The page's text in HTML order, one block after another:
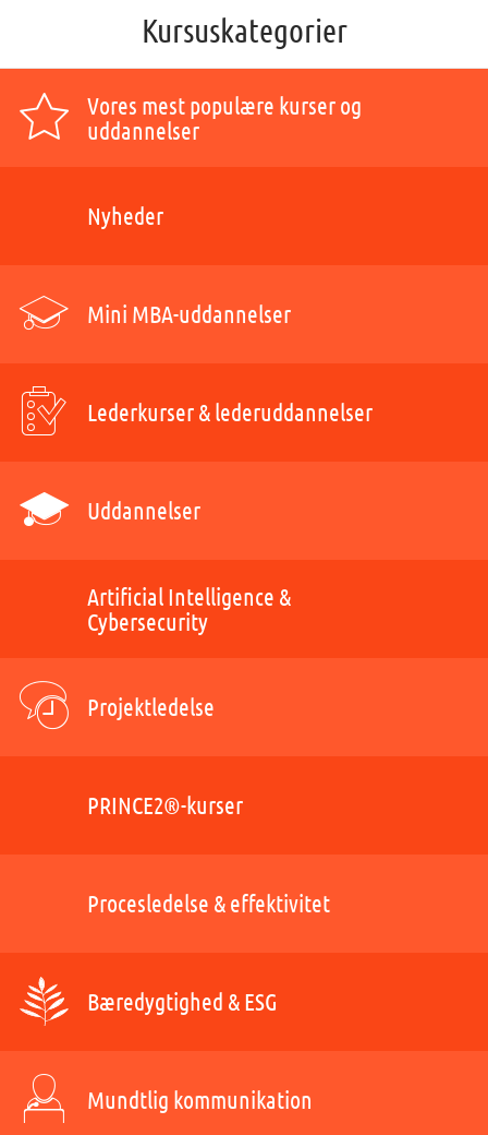
Kursuskategorier
Vores mest populære kurser og
uddannelser
Nyheder
Mini MBA-uddannelser
Lederkurser & lederuddannelser
Uddannelser
Artificial Intelligence &
Cybersecurity
Projektledelse
PRINCE2®-kurser
Procesledelse & effektivitet
Bæredygtighed & ESG
Mundtlig kommunikation